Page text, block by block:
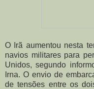
O Irã aumentou nesta
navios militares para
Unidos, segundo
Irna. O envio de
de tensões entre os